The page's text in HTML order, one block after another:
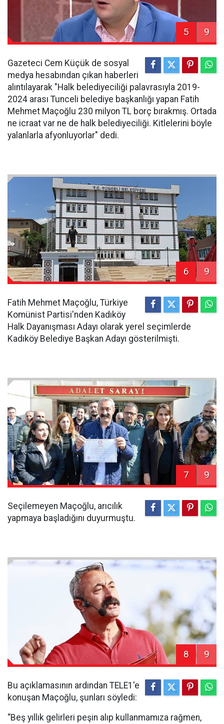
5 9
Gazeteci Cem Küçük de sosyal
medya hesabından çıkan haberleri
alıntılayarak "Halk belediyeciliği palavrasıyla 2019-
2024 arası Tunceli belediye başkanlığı yapan Fatih
Mehmet Maçoğlu 230 milyon TL borç bırakmış. Ortada
ne icraat var ne de halk belediyeciliği. Kitlelerini böyle
yalanlarla afyonluyorlar" dedi.
6 9
Fatih Mehmet Maçoğlu, Türkiye
Komünist Partisi'nden Kadıköy
Halk Dayanışması Adayı olarak yerel seçimlerde
Kadıköy Belediye Başkan Adayı gösterilmişti.
7 9
Seçilemeyen Maçoğlu, arıcılık
yapmaya başladığını duyurmuştu.
8 9
Bu açıklamasının ardından TELE1'e
konuşan Maçoğlu, şunları söyledi:
“Beş yıllık gelirleri peşin alıp kullanmamıza rağmen,